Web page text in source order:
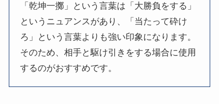
「乾坤一擲」という言葉は「大勝負をする」
というニュアンスがあり、「当たって砕け
ろ」という言葉よりも強い印象になります。
そのため、相手と駆け引きをする場合に使用
するのがおすすめです。